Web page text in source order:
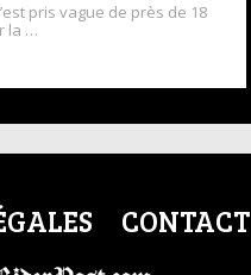
pris vague de près de 18
la …
CONTACT